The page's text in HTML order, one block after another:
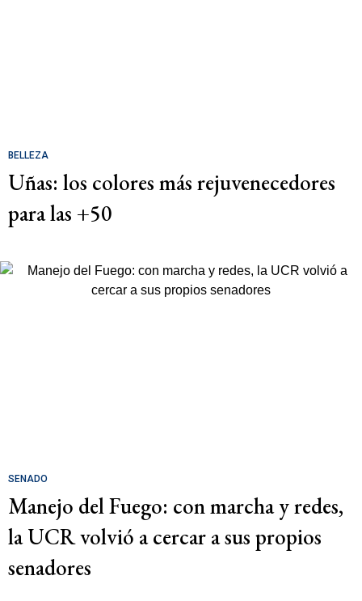
BELLEZA
Uñas: los colores más rejuvenecedores
para las +50
SENADO
Manejo del Fuego: con marcha y redes,
la UCR volvió a cercar a sus propios
senadores